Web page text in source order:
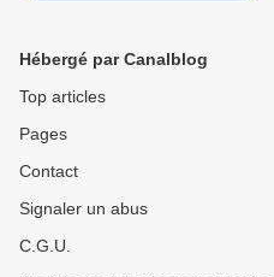
Hébergé par Canalblog
Top articles
Pages
Contact
Signaler un abus
C.G.U.